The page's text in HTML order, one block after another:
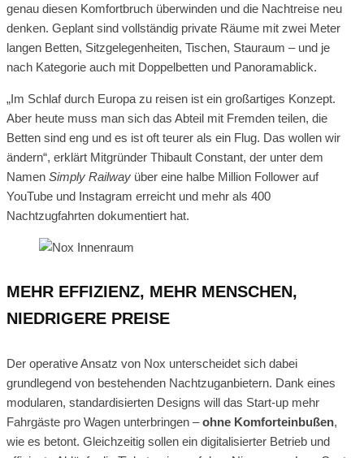
genau diesen Komfortbruch überwinden und die Nachtreise neu
denken. Geplant sind vollständig private Räume mit zwei Meter
langen Betten, Sitzgelegenheiten, Tischen, Stauraum – und je
nach Kategorie auch mit Doppelbetten und Panoramablick.
„Im Schlaf durch Europa zu reisen ist ein großartiges Konzept.
Aber heute muss man sich das Abteil mit Fremden teilen, die
Betten sind eng und es ist oft teurer als ein Flug. Das wollen wir
ändern“, erklärt Mitgründer Thibault Constant, der unter dem
Namen Simply Railway über eine halbe Million Follower auf
YouTube und Instagram erreicht und mehr als 400
Nachtzugfahrten dokumentiert hat.
MEHR EFFIZIENZ, MEHR MENSCHEN,
NIEDRIGERE PREISE
Der operative Ansatz von Nox unterscheidet sich dabei
grundlegend von bestehenden Nachtzuganbietern. Dank eines
modularen, standardisierten Designs will das Start-up mehr
Fahrgäste pro Wagen unterbringen –ohne Komforteinbußen,
wie es betont. Gleichzeitig sollen ein digitalisierter Betrieb und